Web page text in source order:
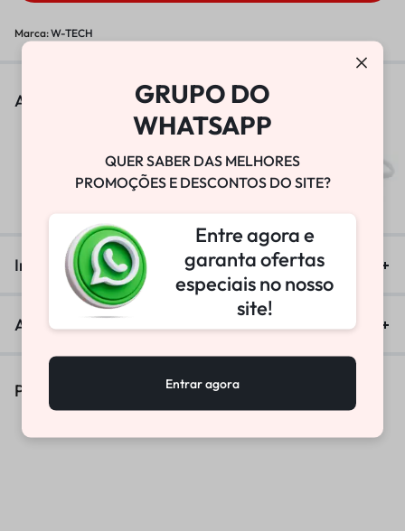
Marca:W-TECH
As pessoas também viram
R$25.800,00
Informação adicional
Avaliações (0)
Produtos Similares
GRUPO DO
WHATSAPP
QUER SABER DAS MELHORES
PROMOÇÕES E DESCONTOS DO SITE?
Entre agora e
garanta ofertas
especiais no nosso
site!
Entrar agora